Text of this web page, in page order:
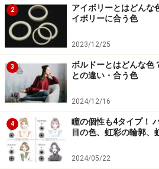
オレンジ系が人気の理由
オレンジやマンゴーのようなビタ
で開放的なイメージが持ち味。は
える活気に満ちた色です。
オレンジ系を選んだ人のコメント
温かみを感じるから。スカー
入れたい（女性、50代、関
2
アイボリーとはどんな
イボリーに合う色
2023/12/25
3
ボルドーとはどんな色
との違い・合う色
2024/12/16
4
瞳の個性も4タイプ！
目の色、虹彩の輪郭、
2024/05/22